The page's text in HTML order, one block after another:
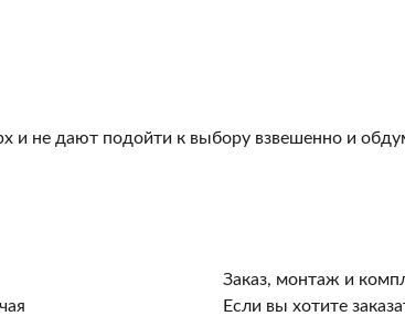
и не дают подойти к выбору взвешенно и
Заказ, монтаж и
Если вы хотите